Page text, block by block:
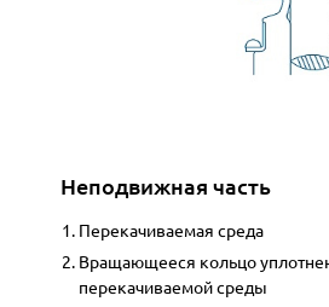
Неподвижная часть
Перекачиваемая среда
Вращающееся кольцо
перекачиваемой среды